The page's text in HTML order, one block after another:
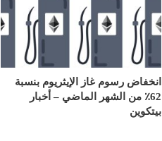
انخفاض رسوم غاز الإيثريوم بنسبة
62٪ من الشهر الماضي – أخبار
بيتكوين